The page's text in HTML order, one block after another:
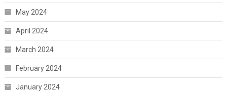
May 2024
April 2024
March 2024
February 2024
January 2024